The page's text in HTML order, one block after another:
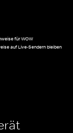
für WOW
auf Live-Sendern bleiben